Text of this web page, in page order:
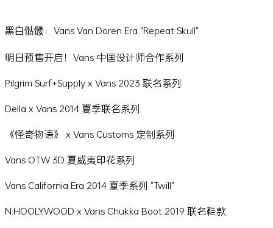
黑白骷髅：Vans Van Doren Era "Repeat Skull"
明日预售开启！Vans 中国设计师合作系列
Pilgrim Surf+Supply x Vans 2023 联名系列
Della x Vans 2014 夏季联名系列
《怪奇物语》 x Vans Customs 定制系列
Vans OTW 3D 夏威夷印花系列
Vans California Era 2014 夏季系列 "Twill"
N.HOOLYWOOD x Vans Chukka Boot 2019 联名鞋款